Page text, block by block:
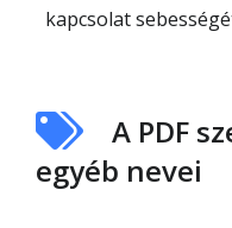
kapcsolat
A PDF
egyéb nevei